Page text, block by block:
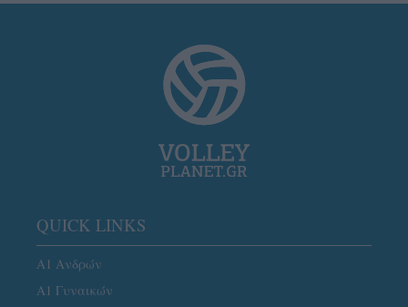
QUICK LINKS
Α1 Ανδρών
Α1 Γυναικών